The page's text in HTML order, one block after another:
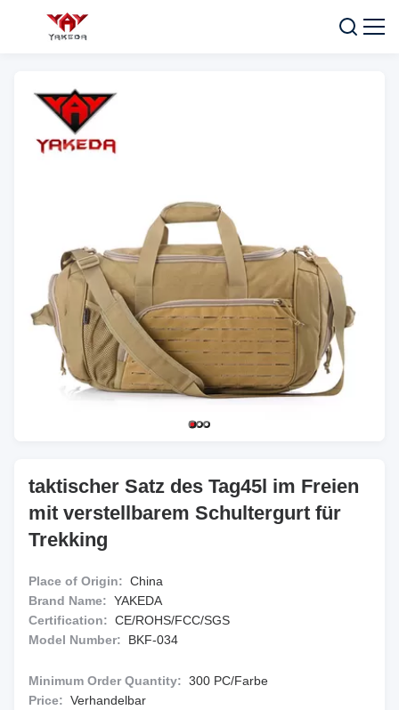
taktischer Satz des Tag45l im Freien
mit verstellbarem Schultergurt für
Trekking
Place of Origin: China
Brand Name: YAKEDA
Certification: CE/ROHS/FCC/SGS
Model Number:
BKF-034
Minimum Order Quantity: 300 PC/Farbe
Price: Verhandelbar